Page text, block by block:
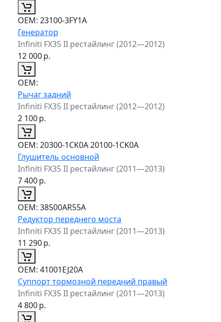
ОЕМ: 23100-3FY1A
Генератор
Infiniti FX35 II рестайлинг (2012—2012)
12 000р.
ОЕМ:
Рычаг задний
Infiniti FX35 II рестайлинг (2012—2012)
2 100р.
ОЕМ: 20300-1CK0A 20100-1CK0A
Глушитель основной
Infiniti FX35 II рестайлинг (2011—2013)
7 400р.
ОЕМ: 38500AR55A
Редуктор переднего моста
Infiniti FX35 II рестайлинг (2011—2013)
11 290р.
ОЕМ: 41001EJ20A
Суппорт тормозной передний правый
Infiniti FX35 II рестайлинг (2011—2013)
4 800р.